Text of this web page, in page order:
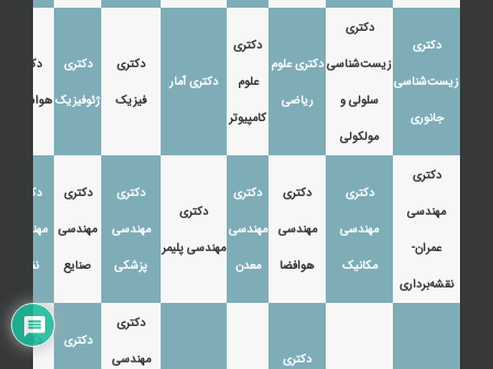
دکتری
زیست‌شناسی
جانوری
دکتری
زیست‌شناسی
سلولی و
مولکولی
دکتری علوم
ریاضی
دکتری
علوم
کامپیوتر
دکتری آمار
دکتری
فیزیک
دکتری
ژئوفیزیک
دکتری
هواشناسی
دکتری
مهندسی
عمران-
نقشه‌برداری
دکتری
مهندسی
مکانیک
دکتری
مهندسی
هوافضا
دکتری
مهندسی
معدن
دکتری
مهندسی پلیمر
دکتری
مهندسی
پزشکی
دکتری
مهندسی
صنایع
دکتری
مهندسی
نفت
دکتری
دکتری
مهندسی
دکتری
دکتری